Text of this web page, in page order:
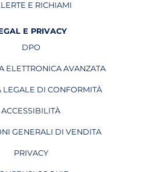
E RICHIAMI
APRE IN UNA NUOVA PAGINA
E PRIVACY
DPO
APRE IN UNA NUOVA PAGINA
ELETTRONICA AVANZATA
APRE IN UNA NUOVA PAGINA
LEGALE DI CONFORMITÀ
ACCESSIBILITÀ
GENERALI DI VENDITA
PRIVACY